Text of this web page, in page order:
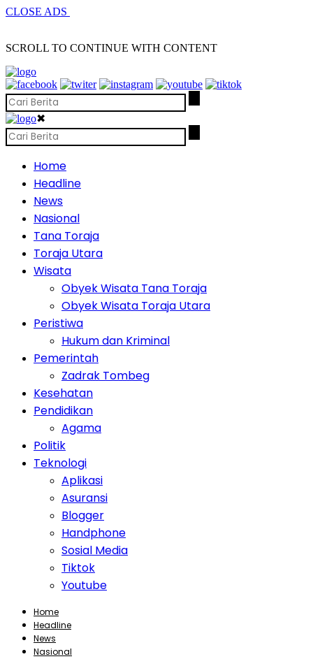
CLOSE ADS
SCROLL TO CONTINUE WITH CONTENT
✖
Home
Headline
News
Nasional
Tana Toraja
Toraja Utara
Wisata
Obyek Wisata Tana Toraja
Obyek Wisata Toraja Utara
Peristiwa
Hukum dan Kriminal
Pemerintah
Zadrak Tombeg
Kesehatan
Pendidikan
Agama
Politik
Teknologi
Aplikasi
Asuransi
Blogger
Handphone
Sosial Media
Tiktok
Youtube
Home
Headline
News
Nasional